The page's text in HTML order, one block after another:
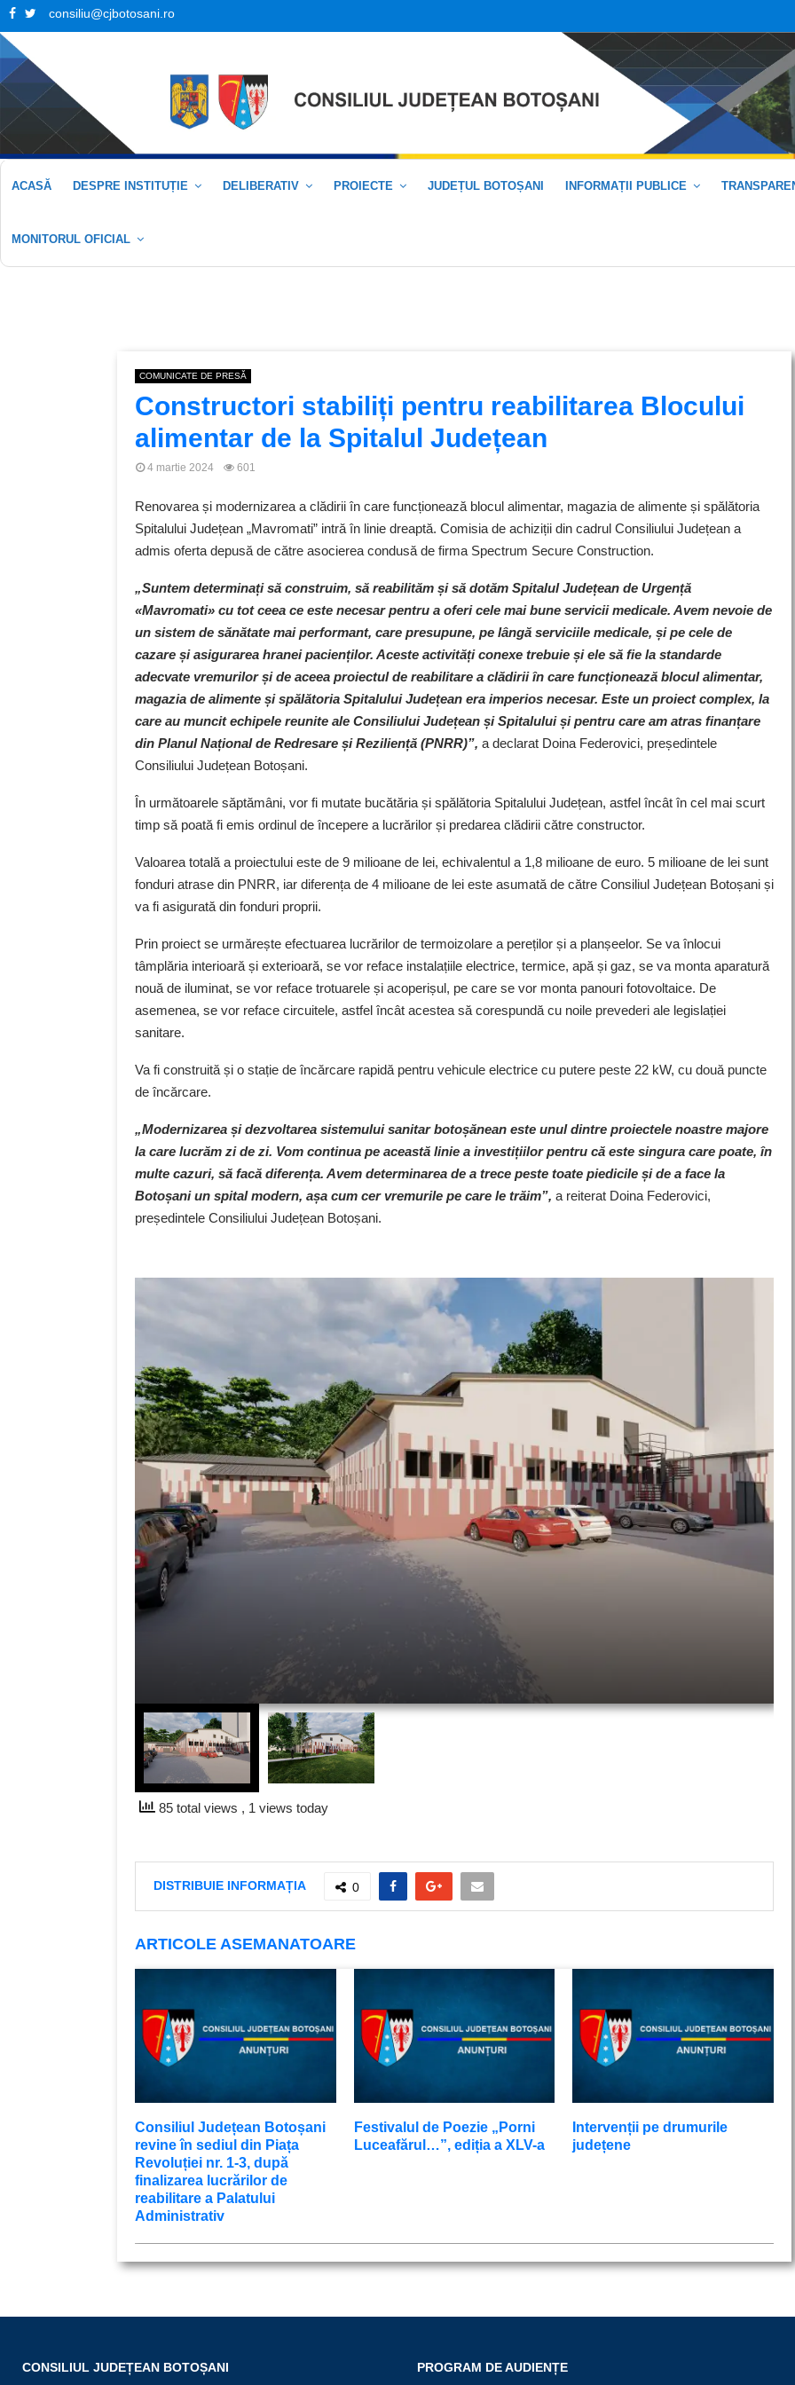
Facebook
Twitter
consiliu@cjbotosani.ro
ACASĂ DESPRE INSTITUȚIE DELIBERATIV PROIECTE JUDEȚUL BOTOȘANI INFORMAȚII PUBLICE
MONITORUL OFICIAL
COMUNICATE DE PRESĂ
Constructori stabiliți pentru reabilitarea Blocului
alimentar de la Spitalul Județean
4 martie 2024 601
Renovarea și modernizarea a clădirii în care funcționează blocul alimentar, magazia de alimente și spălătoria
Spitalului Județean „Mavromati” intră în linie dreaptă. Comisia de achiziții din cadrul Consiliului Județean a
admis oferta depusă de către asocierea condusă de firma Spectrum Secure Construction.
„Suntem determinați să construim, să reabilităm și să dotăm Spitalul Județean de Urgență
«Mavromati» cu tot ceea ce este necesar pentru a oferi cele mai bune servicii medicale. Avem nevoie de
un sistem de sănătate mai performant, care presupune, pe lângă serviciile medicale, și pe cele de
cazare și asigurarea hranei pacienților. Aceste activități conexe trebuie și ele să fie la standarde
adecvate vremurilor și de aceea proiectul de reabilitare a clădirii în care funcționează blocul alimentar,
magazia de alimente și spălătoria Spitalului Județean era imperios necesar. Este un proiect complex, la
care au muncit echipele reunite ale Consiliului Județean și Spitalului și pentru care am atras finanțare
din Planul Național de Redresare și Reziliență (PNRR)”, a declarat Doina Federovici, președintele
Consiliului Județean Botoșani.
În următoarele săptămâni, vor fi mutate bucătăria și spălătoria Spitalului Județean, astfel încât în cel mai scurt
timp să poată fi emis ordinul de începere a lucrărilor și predarea clădirii către constructor.
Valoarea totală a proiectului este de 9 milioane de lei, echivalentul a 1,8 milioane de euro. 5 milioane de lei sunt
fonduri atrase din PNRR, iar diferența de 4 milioane de lei este asumată de către Consiliul Județean Botoșani și
va fi asigurată din fonduri proprii.
Prin proiect se urmărește efectuarea lucrărilor de termoizolare a pereților și a planșeelor. Se va înlocui
tâmplăria interioară și exterioară, se vor reface instalațiile electrice, termice, apă și gaz, se va monta aparatură
nouă de iluminat, se vor reface trotuarele și acoperișul, pe care se vor monta panouri fotovoltaice. De
asemenea, se vor reface circuitele, astfel încât acestea să corespundă cu noile prevederi ale legislației
sanitare.
Va fi construită și o stație de încărcare rapidă pentru vehicule electrice cu putere peste 22 kW, cu două puncte
de încărcare.
„Modernizarea și dezvoltarea sistemului sanitar botoșănean este unul dintre proiectele noastre majore
la care lucrăm zi de zi. Vom continua pe această linie a investițiilor pentru că este singura care poate, în
multe cazuri, să facă diferența. Avem determinarea de a trece peste toate piedicile și de a face la
Botoșani un spital modern, așa cum cer vremurile pe care le trăim”, a reiterat Doina Federovici,
președintele Consiliului Județean Botoșani.
85 total views , 1 views today
DISTRIBUIE INFORMAȚIA 0
ARTICOLE ASEMANATOARE
Consiliul Județean Botoșani
revine în sediul din Piața
Revoluției nr. 1-3, după
finalizarea lucrărilor de
reabilitare a Palatului
Administrativ
Festivalul de Poezie „Porni
Luceafărul…”, ediția a XLV-a
Intervenții pe drumurile
județene
CONSILIUL JUDEȚEAN BOTOȘANI PROGRAM DE AUDIENȚE